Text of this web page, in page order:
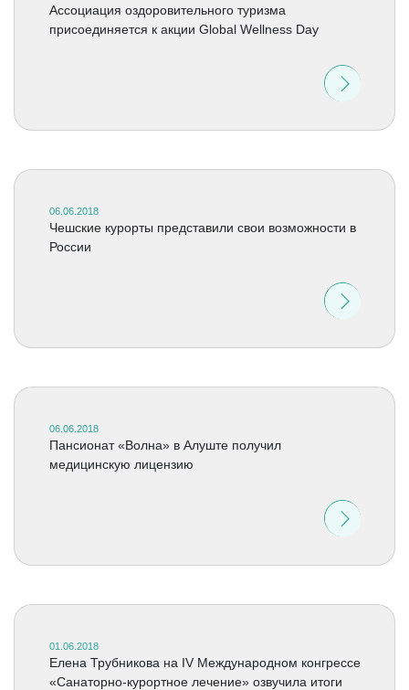
Ассоциация оздоровительного туризма
присоединяется к акции Global Wellness Day
06.06.2018
Чешские курорты представили свои возможности в
России
06.06.2018
Пансионат «Волна» в Алуште получил
медицинскую лицензию
01.06.2018
Елена Трубникова на IV Международном конгрессе
«Санаторно-курортное лечение» озвучила итоги